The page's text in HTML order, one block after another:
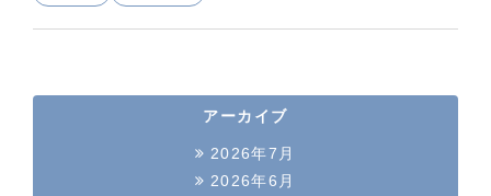
アーカイブ
2026年7月
2026年6月